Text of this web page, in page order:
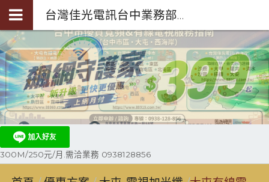
台灣佳光電訊台中業務部陳聖閎-第四台光纖裝機0938-128-856
300M/250元/月.需洽業務 0938128856